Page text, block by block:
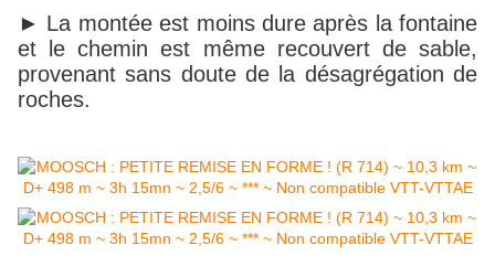
► La montée est moins dure après la fontaine
et le chemin est même recouvert de sable,
provenant sans doute de la désagrégation de
roches.